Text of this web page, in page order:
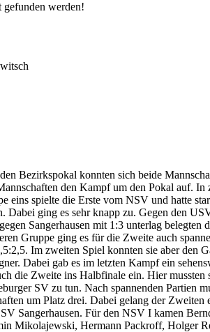
gefunden werden!
Bezirkspokal konnten sich beide
den Kampf um den Pokal auf.
eins spielte die Erste vom NSV und hatte
Dabei ging es sehr knapp zu. Gegen den
Sangerhausen mit 1:3 unterlag
Gruppe ging es für die Zweite auch
Im zweiten Spiel konnten sie aber den
Dabei gab es im letzten Kampf ein
die Zweite ins Halbfinale ein. Hier
SV zu tun. Nach spannenden Partien
um Platz drei. Dabei gelang der
Sangerhausen. Für den NSV I kamen
Mikolajewski, Hermann Packroff, Holger